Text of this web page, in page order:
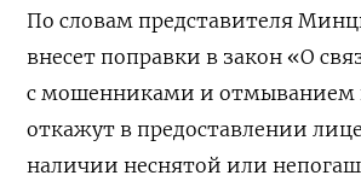
По словам представителя
внесет поправки в закон «О
с мошенниками и отмыванием
откажут в предоставлении
наличии неснятой или